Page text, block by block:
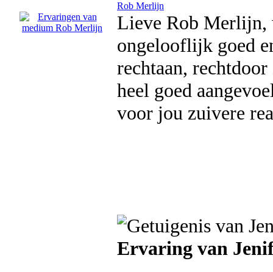
Rob Merlijn
Lieve Rob Merlijn,
ongelooflijk goed
rechtaan,
heel goed
voor jou zuivere
Ervaring van